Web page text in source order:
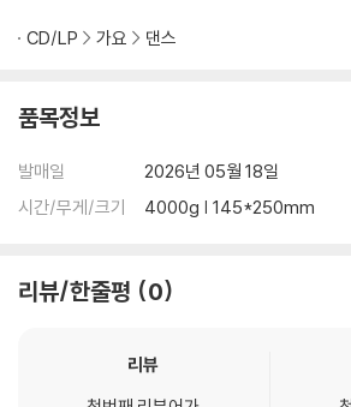
2026년 초봄, ITZY는 '퍼포먼스 퀸'이라는 수식
알아봐 주신 것 같아 감사하다"고 고마움을 전한
CD/LP 가요 댄스
품목정보
발매일
2026년 05월 18일
시간/무게/크기
4000g | 145*250mm
리뷰/한줄평 0
리뷰